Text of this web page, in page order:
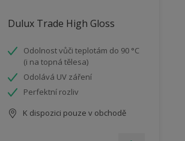
Dulux Trade High Gloss
Odolnost vůči teplotám do 90 °C
(i na topná tělesa)
Odolává UV záření
Perfektní rozliv
K dispozici pouze v obchodě